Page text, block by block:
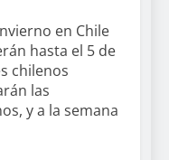
en Chile
hasta el 5 de
chilenos
las
y a la semana